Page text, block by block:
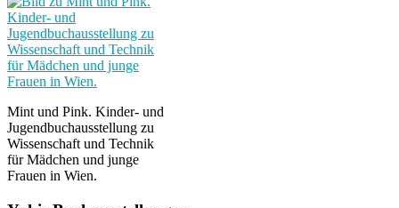
Mint und Pink. Kinder- und
Jugendbuchausstellung zu
Wissenschaft und Technik
für Mädchen und junge
Frauen in Wien.